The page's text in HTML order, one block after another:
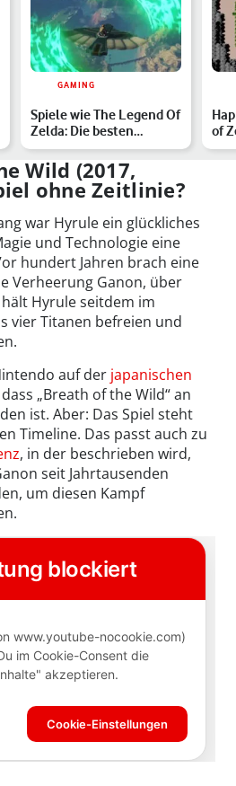
GAMING
Spiele wie The Legend Of
Zelda: Die besten
Alternativen
of
Wild (2017,
ohne Zeitlinie?
war Hyrule ein glückliches
und Technologie eine
hundert Jahren brach eine
Verheerung Ganon, über
Hyrule seitdem im
vier Titanen befreien und
auf der japanischen
„Breath of the Wild“ an
ist. Aber: Das Spiel steht
Timeline. Das passt auch zu
, in der beschrieben wird,
seit Jahrtausenden
um diesen Kampf